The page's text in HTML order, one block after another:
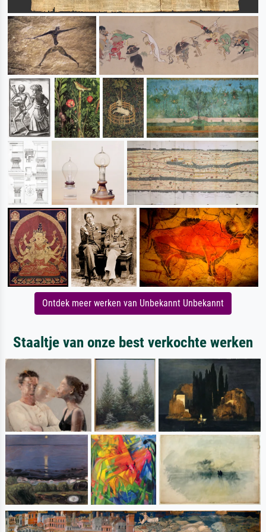
Ontdek meer werken van Unbekannt Unbekannt
Staaltje van onze best verkochte werken